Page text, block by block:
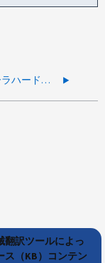
コントローラハードウェアのアップグレード後に「管理ゲートウェイサーバに接続できません ...
翻訳ツールによっ
ス（KB）コンテン